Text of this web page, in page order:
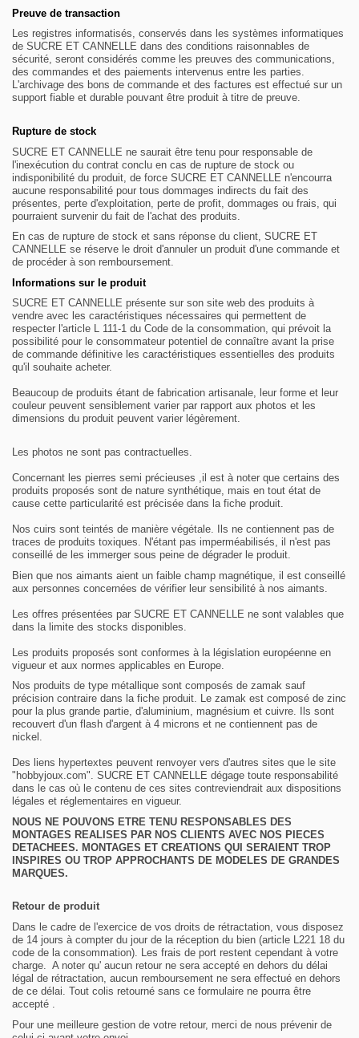
Preuve de transaction
Les registres informatisés, conservés dans les systèmes informatiques
de SUCRE ET CANNELLE dans des conditions raisonnables de
sécurité, seront considérés comme les preuves des communications,
des commandes et des paiements intervenus entre les parties.
L'archivage des bons de commande et des factures est effectué sur un
support fiable et durable pouvant être produit à titre de preuve.
Rupture de stock
SUCRE ET CANNELLE ne saurait être tenu pour responsable de
l'inexécution du contrat conclu en cas de rupture de stock ou
indisponibilité du produit, de force SUCRE ET CANNELLE n'encourra
aucune responsabilité pour tous dommages indirects du fait des
présentes, perte d'exploitation, perte de profit, dommages ou frais, qui
pourraient survenir du fait de l'achat des produits.
En cas de rupture de stock et sans réponse du client, SUCRE ET
CANNELLE se réserve le droit d'annuler un produit d'une commande et
de procéder à son remboursement.
Informations sur le produit
SUCRE ET CANNELLE présente sur son site web des produits à
vendre avec les caractéristiques nécessaires qui permettent de
respecter l'article L 111-1 du Code de la consommation, qui prévoit la
possibilité pour le consommateur potentiel de connaître avant la prise
de commande définitive les caractéristiques essentielles des produits
qu'il souhaite acheter.
Beaucoup de produits étant de fabrication artisanale, leur forme et leur
couleur peuvent sensiblement varier par rapport aux photos et les
dimensions du produit peuvent varier légèrement.
Les photos ne sont pas contractuelles.
Concernant les pierres semi précieuses ,il est à noter que certains des
produits proposés sont de nature synthétique, mais en tout état de
cause cette particularité est précisée dans la fiche produit.
Nos cuirs sont teintés de manière végétale. Ils ne contiennent pas de
traces de produits toxiques. N'étant pas imperméabilisés, il n'est pas
conseillé de les immerger sous peine de dégrader le produit.
Bien que nos aimants aient un faible champ magnétique, il est conseillé
aux personnes concernées de vérifier leur sensibilité à nos aimants.
Les offres présentées par SUCRE ET CANNELLE ne sont valables que
dans la limite des stocks disponibles.
Les produits proposés sont conformes à la législation européenne en
vigueur et aux normes applicables en Europe.
Nos produits de type métallique sont composés de zamak sauf
précision contraire dans la fiche produit. Le zamak est composé de zinc
pour la plus grande partie, d'aluminium, magnésium et cuivre. Ils sont
recouvert d'un flash d'argent à 4 microns et ne contiennent pas de
nickel.
Des liens hypertextes peuvent renvoyer vers d'autres sites que le site
"hobbyjoux.com". SUCRE ET CANNELLE dégage toute responsabilité
dans le cas où le contenu de ces sites contreviendrait aux dispositions
légales et réglementaires en vigueur.
NOUS NE POUVONS ETRE TENU RESPONSABLES DES
MONTAGES REALISES PAR NOS CLIENTS AVEC NOS PIECES
DETACHEES. MONTAGES ET CREATIONS QUI SERAIENT TROP
INSPIRES OU TROP APPROCHANTS DE MODELES DE GRANDES
MARQUES.
Retour de produit
Dans le cadre de l'exercice de vos droits de rétractation, vous disposez
de 14 jours à compter du jour de la réception du bien (article L221 18 du
code de la consommation). Les frais de port restent cependant à votre
charge. A noter qu' aucun retour ne sera accepté en dehors du délai
légal de rétractation, aucun remboursement ne sera effectué en dehors
de ce délai. Tout colis retourné sans ce formulaire ne pourra être
accepté .
Pour une meilleure gestion de votre retour, merci de nous prévenir de